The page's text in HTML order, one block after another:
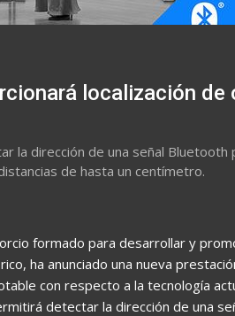
localización de
la dirección de una señal Bluetooth
de hasta un centímetro.
formado para desarrollar y
ha anunciado una nueva
con respecto a la tecnología
detectar la dirección de una